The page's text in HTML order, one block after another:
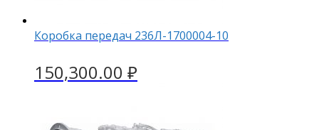
Коробка передач 236Л-1700004-10
150,300.00 ₽